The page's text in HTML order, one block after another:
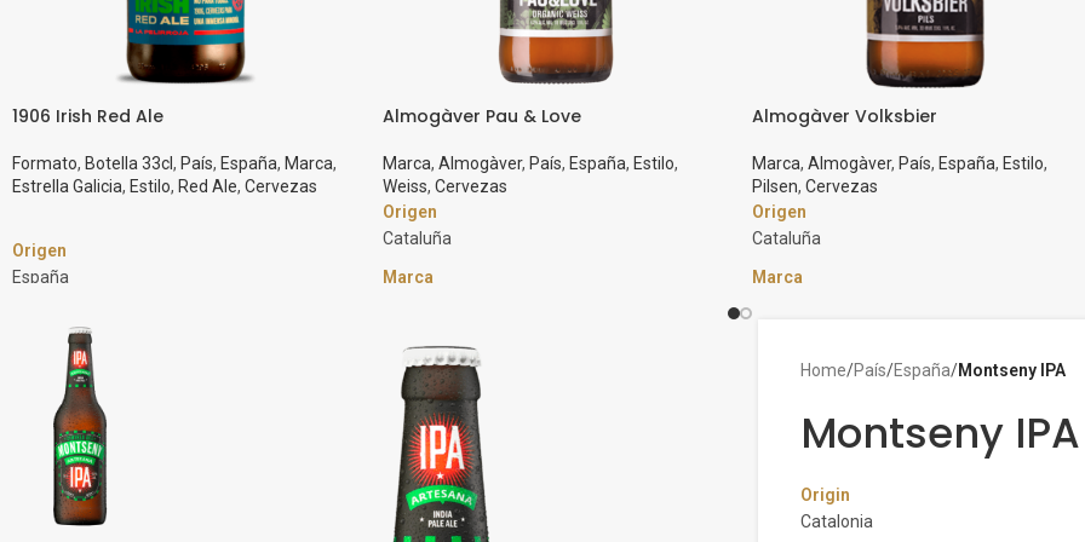
1906 Irish Red Ale
Formato, Botella 33cl, País, España, Marca,
Estrella Galicia, Estilo, Red Ale, Cervezas
Origen
España
Estrella Galicia
Red Ale
Graduación Alcohólica
Formato
Almogàver Pau & Love
Marca, Almogàver, País, España, Estilo,
Weiss, Cervezas
Origen
Cataluña
Marca
Estilo
Weiss
Graduación Alcohólica
4,2%
Homenaje al barrio de “La Pau”, donde
tenemos nuestra fabrica. Cerveza de trigo
estilo Alemán, con materias primas de
Almogàver Volksbier
Marca, Almogàver, País, España, Estilo,
Pilsen, Cervezas
Origen
Cataluña
Marca
para el pueblo. De baja fermentación, con un
mínimo de 60 días de maduración a 0ºC.
Home/País/España/Montseny IPA
Montseny IPA
Origin
Catalonia